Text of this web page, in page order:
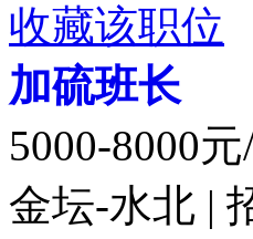
收藏该职位
加硫班长
5000-8000元
金坛-水北 |